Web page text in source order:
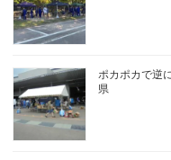
ポカポカで逆
県